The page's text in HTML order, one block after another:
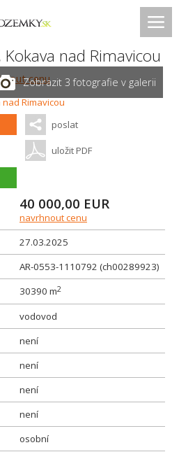
Kokava nad Rimavicou
cenu
Zobrazit 3 fotografie v galerii
poslat
uložit PDF
40 000,00 EUR
navrhnout cenu
27.03.2025
AR-0553-1110792 (ch00289923)
30390 m2
vodovod
není
není
není
není
osobní